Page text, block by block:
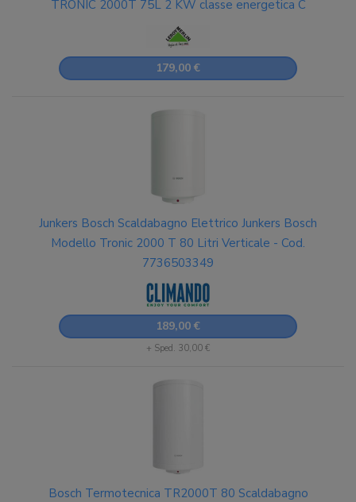
TRONIC 2000T 75L 2 KW classe energetica C
179,00 €
Junkers Bosch Scaldabagno Elettrico Junkers Bosch
Modello Tronic 2000 T 80 Litri Verticale - Cod.
7736503349
189,00 €
+ Sped. 30,00 €
Bosch Termotecnica TR2000T 80 Scaldabagno